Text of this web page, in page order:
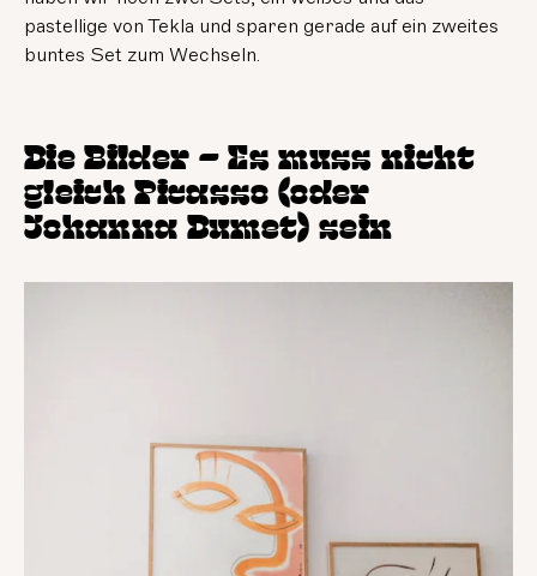
pastellige von Tekla und sparen gerade auf ein zweites
buntes Set zum Wechseln.
Die Bilder – Es muss nicht
gleich Picasso (oder
Johanna Dumet) sein